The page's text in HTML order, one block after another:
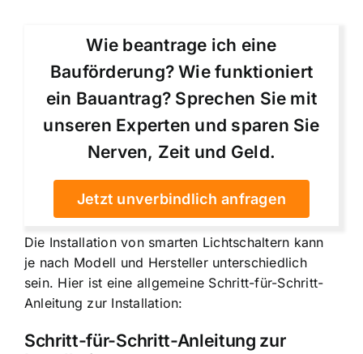
Wie beantrage ich eine
Bauförderung? Wie funktioniert
ein Bauantrag? Sprechen Sie mit
unseren Experten und sparen Sie
Nerven, Zeit und Geld.
Jetzt unverbindlich anfragen
Die Installation von smarten Lichtschaltern kann
je nach Modell und Hersteller unterschiedlich
sein. Hier ist eine allgemeine Schritt-für-Schritt-
Anleitung zur Installation:
Schritt-für-Schritt-Anleitung zur